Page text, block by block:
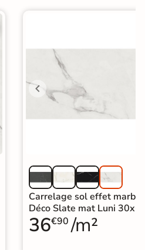
Carrelage sol effet marbre
Déco Slate mat Luni
36€90 /m²